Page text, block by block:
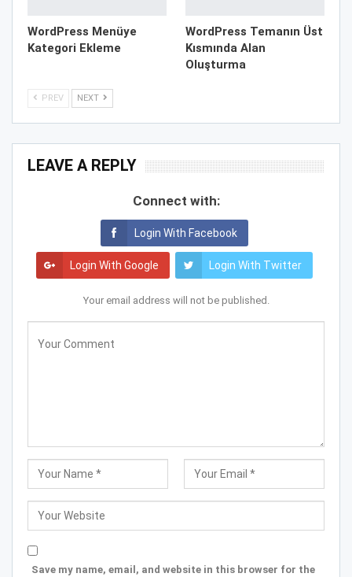
WordPress Menüye
Kategori Ekleme
WordPress Temanın Üst
Kısmında Alan
Oluşturma
PREV NEXT
LEAVE A REPLY
Connect with:
Login With Facebook
Login With Google Login With Twitter
Your email address will not be published.
Save my name, email, and website in this browser for the